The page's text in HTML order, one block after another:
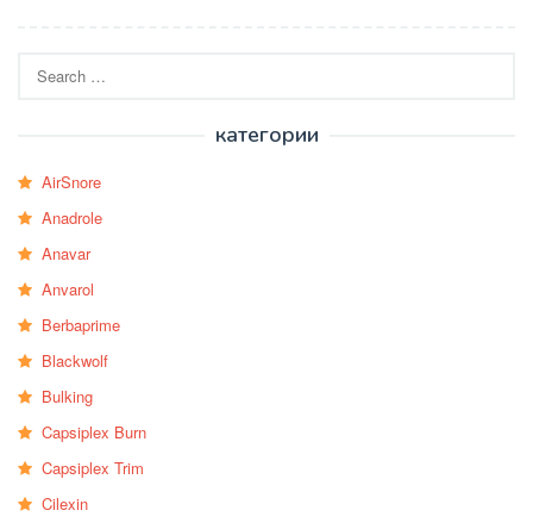
for:
категории
AirSnore
Anadrole
Anavar
Anvarol
Berbaprime
Blackwolf
Bulking
Capsiplex Burn
Capsiplex Trim
Cilexin